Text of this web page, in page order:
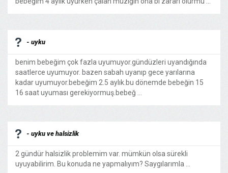
- uyku
benim bebeğim çok fazla uyumuyor.gündüzleri uyandığında
saatlerce uyumuyor. bazen sabah uyanıp gece yarılarına
kadar uyumuyor.bebeğim 2.5 aylık.bu dönemde bebeğin 15
16 saat uyuması gerekiyormuş.bebeğ ...
- uyku ve halsizlik
2 gündür halsizlik problemim var. mümkün olsa sürekli
uyuyabilirim. Bu konuda ne yapmalıyım? Saygılarımla ...